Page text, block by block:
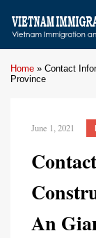
Home » Contact
Province
June 1, 2021
An